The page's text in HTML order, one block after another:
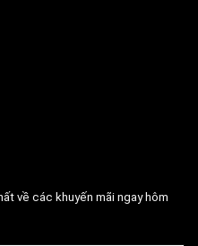
về các khuyến mãi ngay hôm